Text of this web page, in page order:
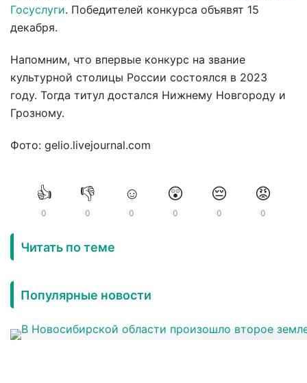
Госуслуги. Победителей конкурса объявят 15
декабря.
Напомним, что впервые конкурс на звание
культурной столицы России состоялся в 2023
году. Тогда титул достался Нижнему Новгороду и
Грозному.
Фото: gelio.livejournal.com
👍
0
👎
0
☺️
0
😲
0
😔
0
😡
0
Читать по теме
Популярные новости